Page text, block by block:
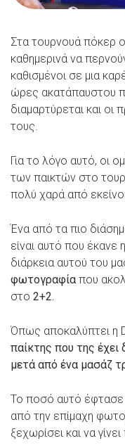
Στα τουρνουά πόκερ
καθημερινά να
καθισμένοι σε μια
ώρες ακατάπαυστου
διαμαρτύρεται και οι
τους.
Για το λόγο αυτό, οι
των παικτών στο
πολύ χαρά από
Ένα από τα πιο
είναι αυτό που έκανε η
διάρκεια αυτού του
φωτογραφία που
στο 2+2.
Όπως αποκαλύπτει η
παίκτης που της
μετά από ένα μασάζ
Το ποσό αυτό έφτασε
από την επίμαχη
ξεχωρίσει και να